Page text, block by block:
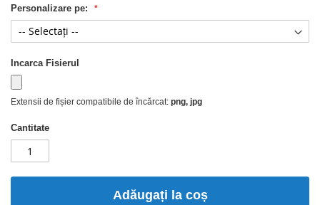
Personalizare pe:
Incarca Fisierul
Extensii de fișier compatibile de încărcat: png, jpg
Cantitate
Adăugați la coș